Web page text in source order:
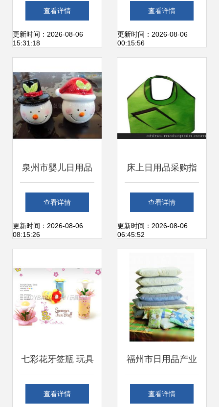
供应 连接厂家与市
场的桥梁
查看详情
更新时间：2026-08-06
15:31:18
列表 - 第27页 | 日
用品批发采购指南
查看详情
更新时间：2026-08-06
00:15:56
泉州市婴儿日用品
产业链 从批发、供
应到零售的全面解
查看详情
更新时间：2026-08-06
08:15:26
床上日用品采购指
南 供应商、价格与
批发市场分析
查看详情
更新时间：2026-08-06
06:45:52
七彩花牙签瓶 玩具
与日用品跨界融合
查看详情
福州市日用品产业
链全览 从批发、供
查看详情